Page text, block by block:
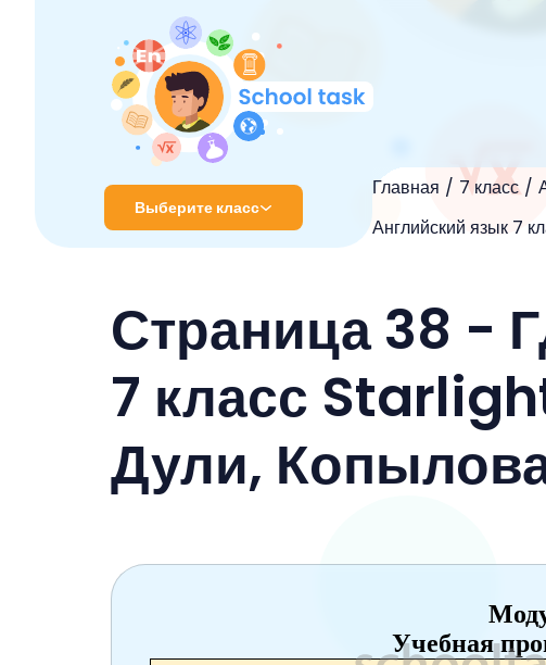
Выберите класс
Главная 7 класс
Английский язык 7
2 класс
3 класс
4 класс
5 класс
6 класс
Страница 38 -
7 класс
Дули,
Учебная